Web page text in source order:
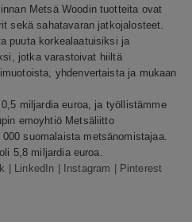
Metsä Woodin tuotteita ovat
sekä sahatavaran jatkojalosteet.
puuta korkealaatuisiksi ja
jotka varastoivat hiiltä
yhdenvertaista ja mukaan
miljardia euroa, ja työllistämme
emoyhtiö Metsäliitto
suomalaista metsänomistajaa.
5,8 miljardia euroa.
| LinkedIn | Instagram | Pinterest